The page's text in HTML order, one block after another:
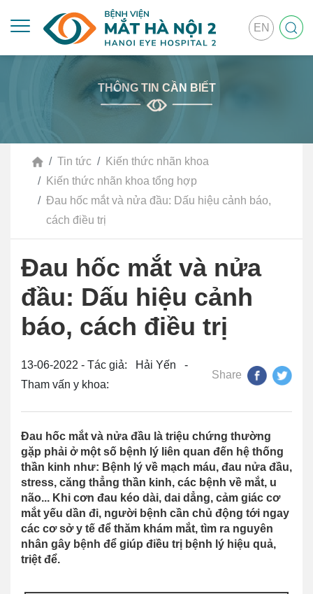
EN
THÔNG TIN CẦN BIẾT
Tin tức
Kiến thức nhãn khoa
Kiến thức nhãn khoa tổng hợp
Đau hốc mắt và nửa đầu: Dấu hiệu cảnh báo,
cách điều trị
Đau hốc mắt và nửa
đầu: Dấu hiệu cảnh
báo, cách điều trị
13-06-2022 - Tác giả: Hải Yến -
Tham vấn y khoa:
Share
Đau hốc mắt và nửa đầu là triệu chứng thường
gặp phải ở một số bệnh lý liên quan đến hệ thống
thần kinh như: Bệnh lý về mạch máu, đau nửa đầu,
stress, căng thẳng thần kinh, các bệnh về mắt, u
não... Khi cơn đau kéo dài, dai dẳng, cảm giác cơ
mắt yếu dần đi, người bệnh cần chủ động tới ngay
các cơ sở y tế để thăm khám mắt, tìm ra nguyên
nhân gây bệnh để giúp điều trị bệnh lý hiệu quả,
triệt để.